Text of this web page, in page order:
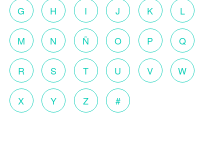
G H I J K L
M N Ñ O P Q
R S T U V W
X Y Z #